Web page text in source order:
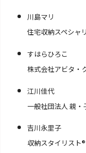
川島マリ
住宅収納スペシャ
すはらひろこ
株式会社アビタ・
江川佳代
一般社団法人 親
吉川永里子
収納スタイリスト®︎